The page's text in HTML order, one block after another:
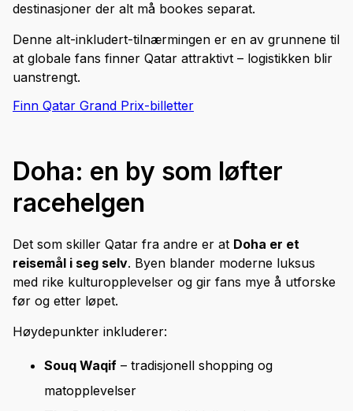
destinasjoner der alt må bookes separat.
Denne alt-inkludert-tilnærmingen er en av grunnene til
at globale fans finner Qatar attraktivt – logistikken blir
uanstrengt.
Finn Qatar Grand Prix-billetter
Doha: en by som løfter
racehelgen
Det som skiller Qatar fra andre er at Doha er et
reisemål i seg selv. Byen blander moderne luksus
med rike kulturopplevelser og gir fans mye å utforske
før og etter løpet.
Høydepunkter inkluderer:
Souq Waqif – tradisjonell shopping og
matopplevelser